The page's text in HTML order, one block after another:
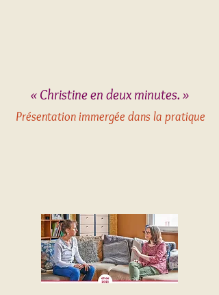
« Christine en deux minutes. »
Présentation immergée dans la pratique